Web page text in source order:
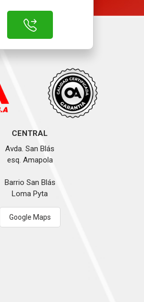
CENTRAL
Avda. San Blás
esq. Amapola
Barrio San Blás
Loma Pyta
Google Maps